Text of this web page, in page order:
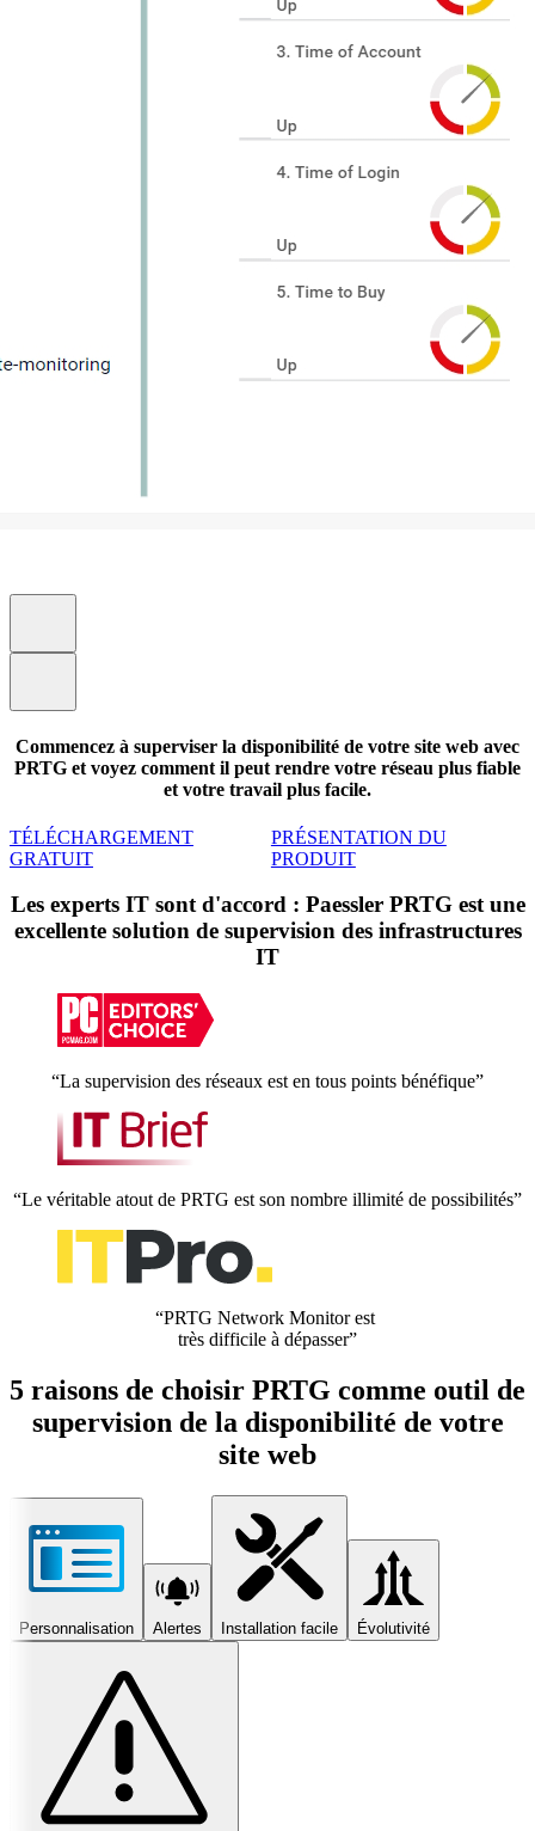
Commencez à superviser la disponibilité de votre site web avec
PRTG et voyez comment il peut rendre votre réseau plus fiable
et votre travail plus facile.
TÉLÉCHARGEMENT
GRATUIT
PRÉSENTATION DU
PRODUIT
Les experts IT sont d'accord : Paessler PRTG est une
excellente solution de supervision des infrastructures
IT
“La supervision des réseaux est en tous points bénéfique”
“Le véritable atout de PRTG est son nombre illimité de possibilités”
“PRTG Network Monitor est
très difficile à dépasser”
5 raisons de choisir PRTG comme outil de
supervision de la disponibilité de votre
site web
Personnalisation Alertes Installation facile Évolutivité